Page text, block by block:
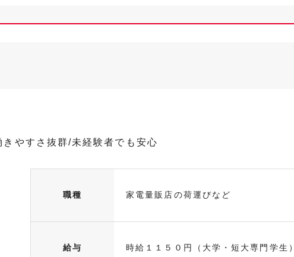
やすさ抜群/未経験者でも安心
職種 家電量販店の荷運びなど
給与 時給１１５０円（大学・短大専門学生）